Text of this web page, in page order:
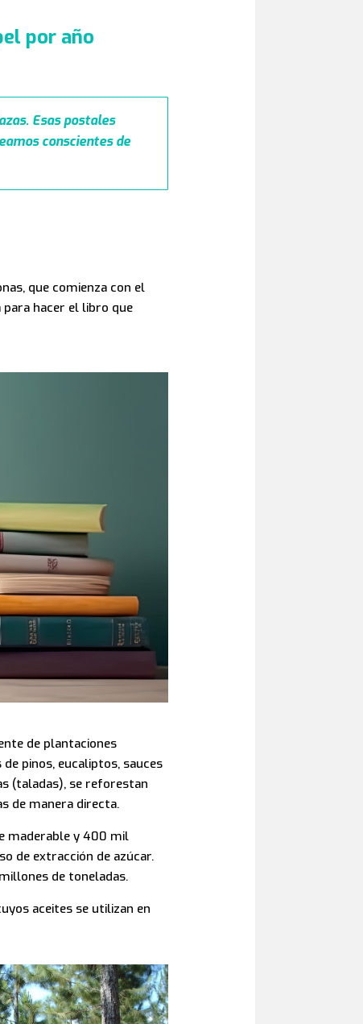
por año
Esas postales
conscientes de
que comienza con el
hacer el libro que
de plantaciones
pinos, eucaliptos, sauces
(taladas), se reforestan
de manera directa.
maderable y 400 mil
de extracción de azúcar.
de toneladas.
aceites se utilizan en